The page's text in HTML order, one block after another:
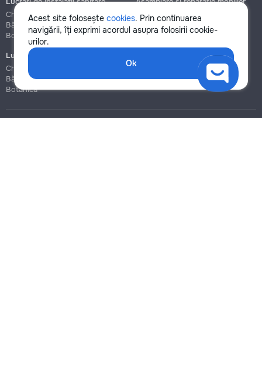
Acest site folosește cookies. Prin continuarea
navigării, îți exprimi acordul asupra folosirii cookie-
urilor.
Ok
Chișinău
Bălți
Botanica
Chișinău
Botanica
Lucrări de construcție și instalare
Chișinău
Bălți
Botanica